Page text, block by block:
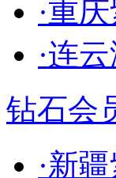
·重
·连
钻石会
·新